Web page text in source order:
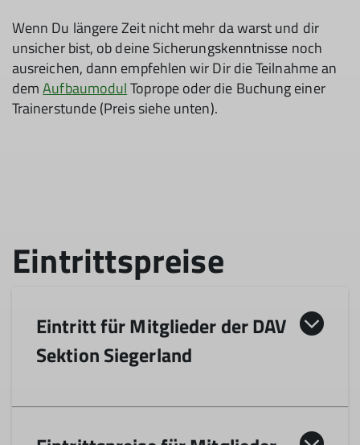
Wenn Du längere Zeit nicht mehr da warst und dir
unsicher bist, ob deine Sicherungskenntnisse noch
ausreichen, dann empfehlen wir Dir die Teilnahme an
demAufbaumodulToprope oder die Buchung einer
Trainerstunde (Preis siehe unten).
Eintritt für Mitglieder der DAV
Sektion Siegerland